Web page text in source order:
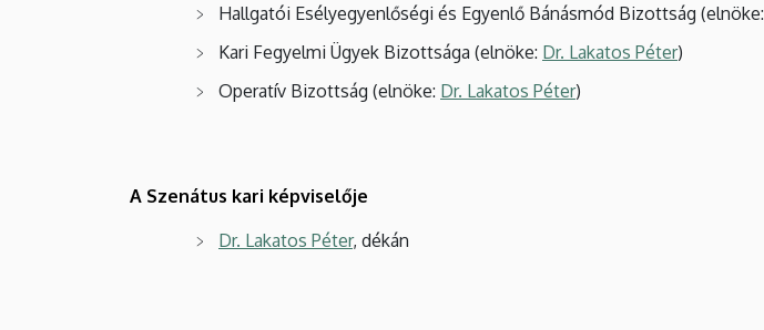
Hallgatói Esélyegyenlőségi és Egyenlő Bánásmód Bizottság (elnöke:
Kari Fegyelmi Ügyek Bizottsága (elnöke: Dr. Lakatos Péter)
Operatív Bizottság (elnöke: Dr. Lakatos Péter)
A Szenátus kari képviselője
Dr. Lakatos Péter, dékán